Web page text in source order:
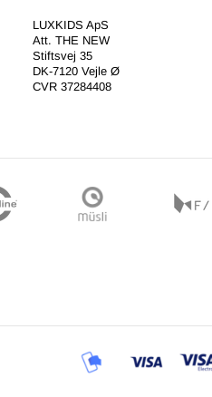
LUXKIDS ApS
Att. THE NEW
Stiftsvej 35
DK-7120 Vejle Ø
CVR 37284408